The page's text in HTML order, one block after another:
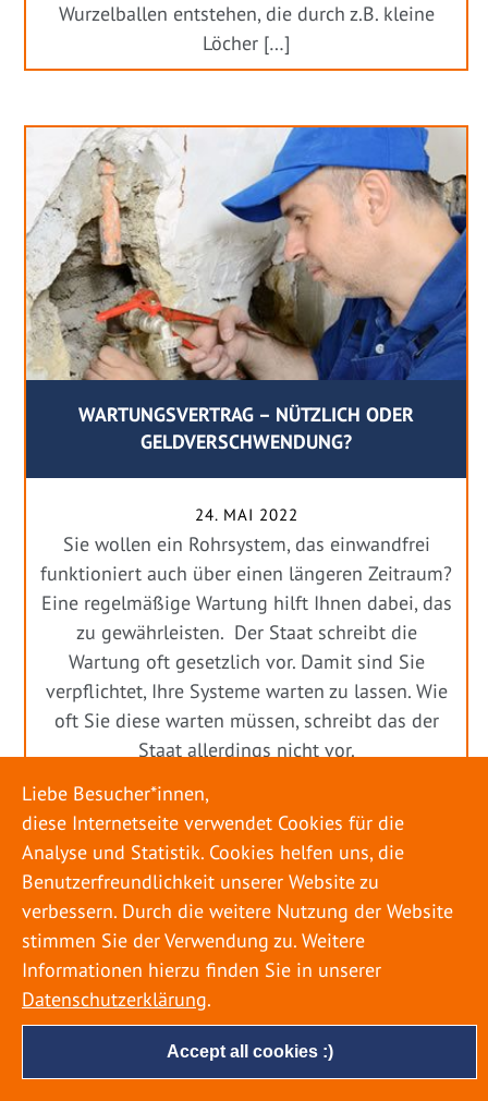
Wurzelballen entstehen, die durch z.B. kleine
Löcher […]
WARTUNGSVERTRAG – NÜTZLICH ODER
GELDVERSCHWENDUNG?
24. MAI 2022
Sie wollen ein Rohrsystem, das einwandfrei
funktioniert auch über einen längeren Zeitraum?
Eine regelmäßige Wartung hilft Ihnen dabei, das
zu gewährleisten. Der Staat schreibt die
Wartung oft gesetzlich vor. Damit sind Sie
verpflichtet, Ihre Systeme warten zu lassen. Wie
oft Sie diese warten müssen, schreibt das der
Staat allerdings nicht vor.
Accept all cookies :)
Liebe Besucher*innen,
diese Internetseite verwendet Cookies für die
Analyse und Statistik. Cookies helfen uns, die
Benutzerfreundlichkeit unserer Website zu
verbessern. Durch die weitere Nutzung der Website
stimmen Sie der Verwendung zu. Weitere
Informationen hierzu finden Sie in unserer
Datenschutzerklärung.